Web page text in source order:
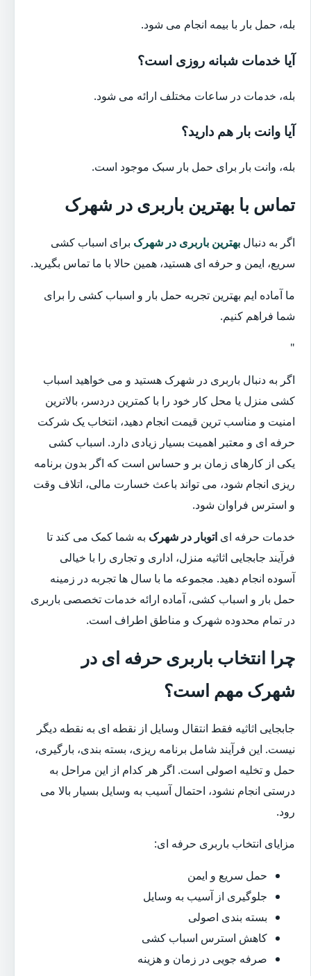
بله، حمل بار با بیمه انجام می شود.
آیا خدمات شبانه روزی است؟
بله، خدمات در ساعات مختلف ارائه می شود.
آیا وانت بار هم دارید؟
بله، وانت بار برای حمل بار سبک موجود است.
تماس با بهترین باربری در شهرک
اگر به دنبال بهترین باربری در شهرک برای اسباب کشی
سریع، ایمن و حرفه ای هستید، همین حالا با ما تماس بگیرید.
ما آماده ایم بهترین تجربه حمل بار و اسباب کشی را برای
شما فراهم کنیم.
"
اگر به دنبال باربری در شهرک هستید و می خواهید اسباب
کشی منزل یا محل کار خود را با کمترین دردسر، بالاترین
امنیت و مناسب ترین قیمت انجام دهید، انتخاب یک شرکت
حرفه ای و معتبر اهمیت بسیار زیادی دارد. اسباب کشی
یکی از کارهای زمان بر و حساس است که اگر بدون برنامه
ریزی انجام شود، می تواند باعث خسارت مالی، اتلاف وقت
و استرس فراوان شود.
خدمات حرفه ای اتوبار در شهرک به شما کمک می کند تا
فرآیند جابجایی اثاثیه منزل، اداری و تجاری را با خیالی
آسوده انجام دهید. مجموعه ما با سال ها تجربه در زمینه
حمل بار و اسباب کشی، آماده ارائه خدمات تخصصی باربری
در تمام محدوده شهرک و مناطق اطراف است.
چرا انتخاب باربری حرفه ای در
شهرک مهم است؟
جابجایی اثاثیه فقط انتقال وسایل از نقطه ای به نقطه دیگر
نیست. این فرآیند شامل برنامه ریزی، بسته بندی، بارگیری،
حمل و تخلیه اصولی است. اگر هر کدام از این مراحل به
درستی انجام نشود، احتمال آسیب به وسایل بسیار بالا می
رود.
مزایای انتخاب باربری حرفه ای:
حمل سریع و ایمن
جلوگیری از آسیب به وسایل
بسته بندی اصولی
کاهش استرس اسباب کشی
صرفه جویی در زمان و هزینه